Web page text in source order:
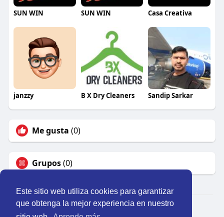
Este sitio web utiliza cookies para garantizar
que obtenga la mejor experiencia en nuestro
SUN WIN SUN WIN Casa Creativa
janzzy B X Dry Cleaners Sandip Sarkar
Me gusta (0)
Grupos(0)
© 2026 Perú Activo